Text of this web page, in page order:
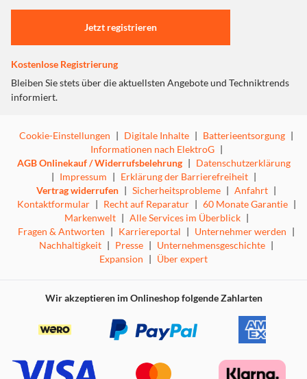
Einstellungen anpassen
Jetzt registrieren
Kostenlose Registrierung
Bleiben Sie stets über die aktuellsten Angebote und Techniktrends
informiert.
Cookie-Einstellungen | Digitale Inhalte | Batterieentsorgung |
Informationen nach ElektroG |
AGB Onlinekauf / Widerrufsbelehrung | Datenschutzerklärung
| Impressum | Erklärung der Barrierefreiheit |
Vertrag widerrufen | Sicherheitsprobleme | Anfahrt |
Kontaktformular | Recht auf Reparatur | 60 Monate Garantie |
Markenwelt | Alle Services im Überblick |
Fragen & Antworten | Karriereportal | Unternehmer werden |
Nachhaltigkeit | Presse | Unternehmensgeschichte |
Expansion | Über expert
Wir akzeptieren im Onlineshop folgende Zahlarten